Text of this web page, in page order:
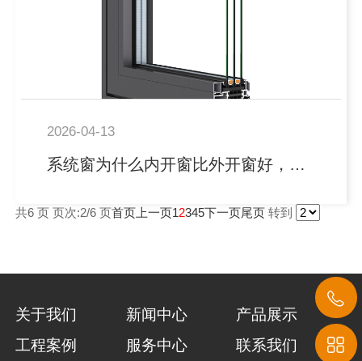
2026-04-13
系统窗为什么内开窗比外开窗好，有哪些区别
共6 页 页次:2/6 页首页 上一页12345下一页尾页 转到
关于我们 新闻中心
产品展示
工程案例
服务中心 联系我们